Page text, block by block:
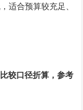
适合预算较充足、
较口径折算，参考